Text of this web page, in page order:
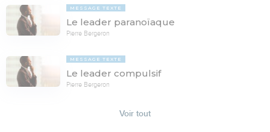
MESSAGE TEXTE
Le leader paranoïaque
Pierre Bergeron
MESSAGE TEXTE
Le leader compulsif
Pierre Bergeron
Voir tout